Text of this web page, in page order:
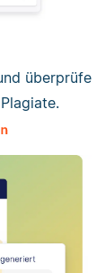
überprüfe